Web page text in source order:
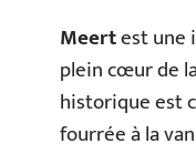
Meertest une
plein cœur de
historique est
fourrée à la